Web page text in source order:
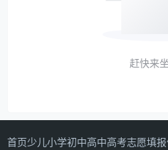
赶快来
首页少儿小学初中高中高考志愿填报